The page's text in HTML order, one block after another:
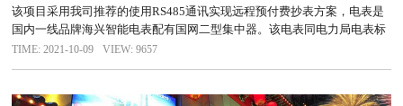
该项目采用我司推荐的使用RS485通讯实现远程预付费抄表方案，电表是
国内一线品牌海兴智能电表配有国网二型集中器。该电表同电力局电表标
准一致，精度准、灵敏度高，为了适应智能电网和新能源的使用
TIME: 2021-10-09 VIEW: 9657